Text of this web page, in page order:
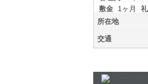
敷金
1ヶ月
所在地
交通